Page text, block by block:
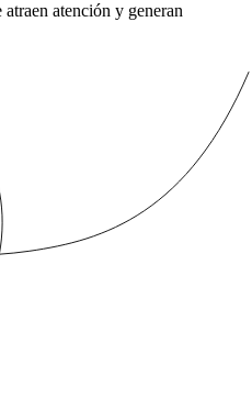
atención y generan